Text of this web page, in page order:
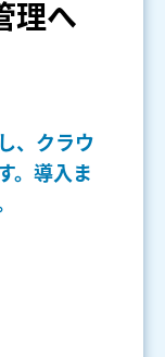
理へ
、クラウ
。導入ま